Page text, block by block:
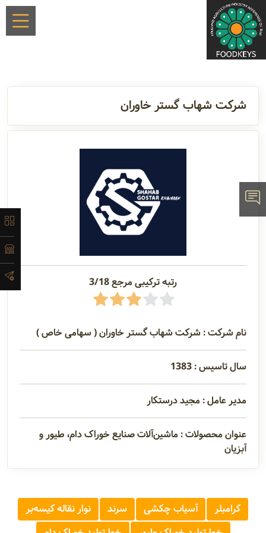
×
معرفی
لیست
مدیران و
مسئولین
گالری
شرکت
شرکت شهاب گستر خاوران
رتبه ترکیبی مرجع 3/18
نام شرکت : شرکت شهاب گستر خاوران ( سهامی خاص )
سال تاسیس : 1383
مدیر عامل : مجید درستکار
عنوان محصولات : ماشین‌آلات صنایع خوراک دام، طیور و
آبزیان
کرامبلر آسیاب چکشی سرند
نوار نقاله کیسه‌بر